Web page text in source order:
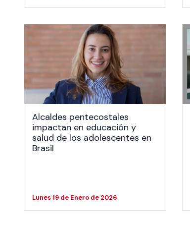
Alcaldes pentecostales
impactan en educación y
salud de los adolescentes en
Brasil
Lunes 19 de Enero de 2026